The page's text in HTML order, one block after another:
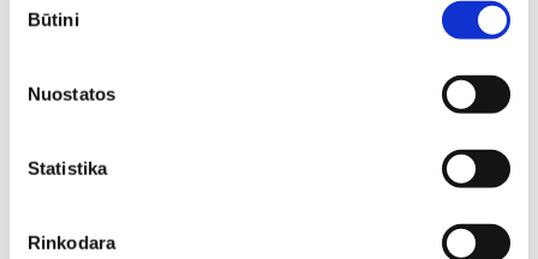
pasirinkimas
Būtini
Nuostatos
Statistika
Rinkodara